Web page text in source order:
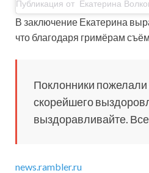
В заключение Екатерина
что благодаря гримёрам
Поклонники пожелали
скорейшего
выздоравливайте.
news.rambler.ru